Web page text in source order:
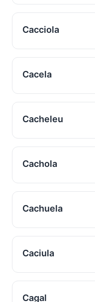
Cacciola
Cacela
Cacheleu
Cachola
Cachuela
Caciula
Cagal